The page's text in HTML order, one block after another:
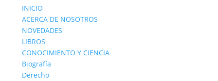
INICIO
ACERCA DE NOSOTROS
NOVEDADES
LIBROS
CONOCIMIENTO Y CIENCIA
Biografía
Derecho